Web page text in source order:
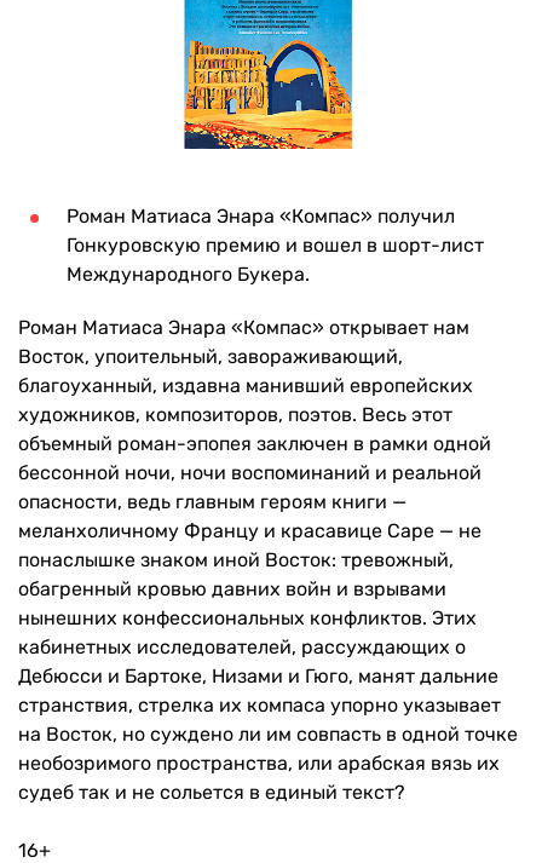
Роман Матиаса Энара «Компас» получил
Гонкуровскую премию и вошел в шорт-лист
Международного Букера.
Роман Матиаса Энара «Компас» открывает нам
Восток, упоительный, завораживающий,
благоуханный, издавна манивший европейских
художников, композиторов, поэтов. Весь этот
объемный роман-эпопея заключен в рамки одной
бессонной ночи, ночи воспоминаний и реальной
опасности, ведь главным героям книги —
меланхоличному Францу и красавице Саре — не
понаслышке знаком иной Восток: тревожный,
обагренный кровью давних войн и взрывами
нынешних конфессиональных конфликтов. Этих
кабинетных исследователей, рассуждающих о
Дебюсси и Бартоке, Низами и Гюго, манят дальние
странствия, стрелка их компаса упорно указывает
на Восток, но суждено ли им совпасть в одной точке
необозримого пространства, или арабская вязь их
судеб так и не сольется в единый текст?
16+